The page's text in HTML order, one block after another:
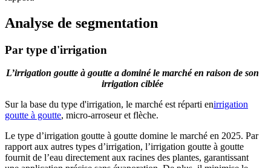
Analyse de segmentation
Par type d'irrigation
L’irrigation goutte à goutte a dominé le marché en raison de son
irrigation ciblée
Sur la base du type d'irrigation, le marché est réparti enirrigation
goutte à goutte, micro-arroseur et flèche.
Le type d’irrigation goutte à goutte domine le marché en 2025. Par
rapport aux autres types d’irrigation, l’irrigation goutte à goutte
fournit de l’eau directement aux racines des plantes, garantissant